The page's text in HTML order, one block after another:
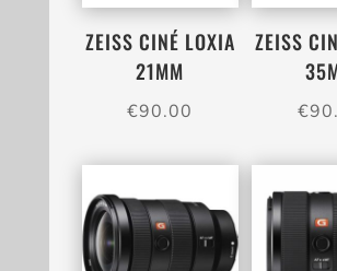
ZEISS CINÉ LOXIA
21MM
€90.00
ZEISS
€